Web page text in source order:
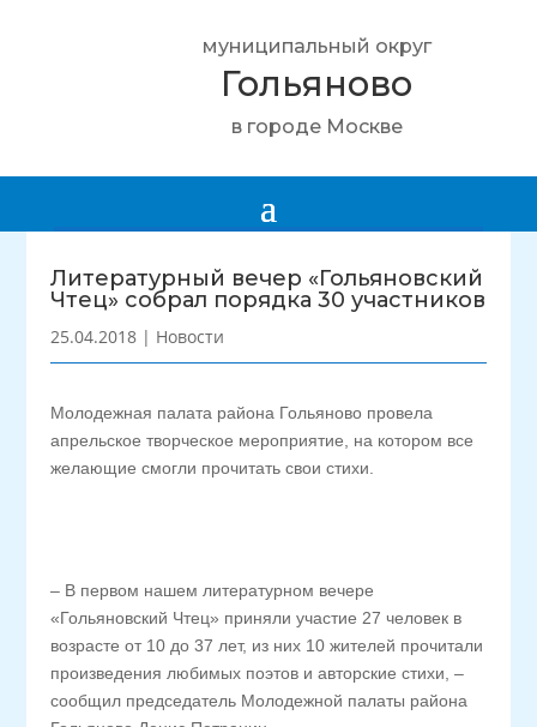
муниципальный округ
Гольяново
в городе Москве
Литературный вечер «Гольяновский
Чтец» собрал порядка 30 участников
25.04.2018 | Новости
Молодежная палата района Гольяново провела
апрельское творческое мероприятие, на котором все
желающие смогли прочитать свои стихи.
– В первом нашем литературном вечере
«Гольяновский Чтец» приняли участие 27 человек в
возрасте от 10 до 37 лет, из них 10 жителей прочитали
произведения любимых поэтов и авторские стихи, –
сообщил председатель Молодежной палаты района